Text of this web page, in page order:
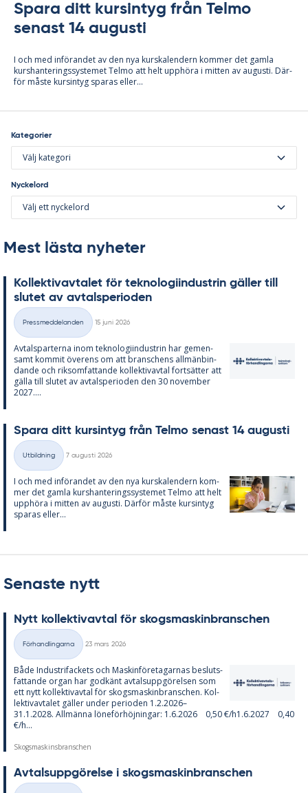
Spara ditt kursintyg från Telmo
senast 14 augusti
I och med in­fö­ran­det av den nya kurska­len­dern kom­mer det gam­la
kurs­han­te­rings­sy­ste­met Tel­mo att helt upp­hö­ra i mit­ten av au­gusti. Där­
för mås­te kursin­tyg spa­ras el­ler...
Kategorier
Välj kategori
Nyckelord
Välj ett nyckelord
Mest lästa nyheter
Kol­lek­tivav­ta­let för tek­no­lo­gi­in­du­strin gäl­ler till
slu­tet av av­tal­s­pe­ri­o­den
Kategorier
Pressmeddelanden
15 juni 2026
Av­tals­par­ter­na inom tek­no­lo­gi­in­du­strin har ge­men­
samt kom­mit över­ens om att bran­schens all­män­bin­
dan­de och riksom­fat­tan­de kol­lek­tivav­tal fort­sät­ter att
gäl­la till slu­tet av av­tal­s­pe­ri­o­den den 30 no­vem­ber
2027....
Spa­ra ditt kursin­tyg från Tel­mo se­nast 14 au­gusti
Kategorier
Utbildning
7 augusti 2026
I och med in­fö­ran­det av den nya kurska­len­dern kom­
mer det gam­la kurs­han­te­rings­sy­ste­met Tel­mo att helt
upp­hö­ra i mit­ten av au­gusti. Där­för mås­te kursin­tyg
spa­ras el­ler...
Senaste nytt
Nytt kol­lek­tivav­tal för skogs­ma­skin­branschen
Kategorier
Förhandlingarna
23 mars 2026
Både In­du­stri­fac­kets och Ma­skin­fö­re­ta­gar­nas be­sluts­
fat­tan­de or­gan har god­känt av­tals­upp­gö­rel­sen som
ett nytt kol­lek­tivav­tal för skogs­ma­skin­branschen. Kol­
lek­tivav­ta­let gäl­ler un­der pe­ri­o­den 1.2.2026–
31.1.2028. All­män­na lö­ne­för­höj­ning­ar: 1.6.2026 0,50 €/h1.6.2027 0,40
€/h...
Skogsmaskinsbranschen
Av­tals­upp­gö­rel­se i skogs­ma­skin­branschen